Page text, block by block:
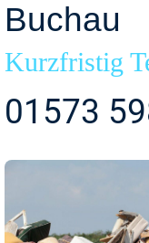
Buchau
Kurzfristig
01573